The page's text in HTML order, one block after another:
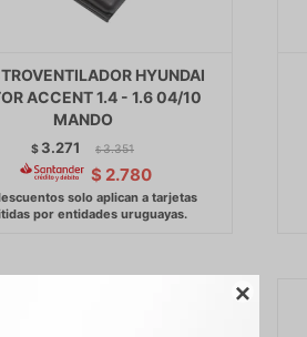

HYUNDAI
ACCENT 1.4 - 1.6 04/10
MANDO
$ 3.271 $ 3.351
$ 2.780